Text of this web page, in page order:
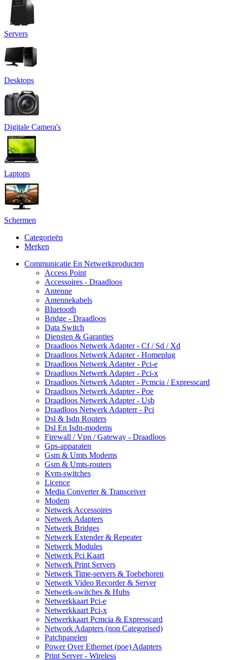
Servers
Desktops
Digitale Camera's
Laptops
Schermen
Categorieën
Merken
Communicatie En Netwerkproducten
Access Point
Accessoires - Draadloos
Antenne
Antennekabels
Bluetooth
Bridge - Draadloos
Data Switch
Diensten & Garanties
Draadloos Netwerk Adapter - Cf / Sd / Xd
Draadloos Netwerk Adapter - Homeplug
Draadloos Netwerk Adapter - Pci-e
Draadloos Netwerk Adapter - Pci-x
Draadloos Netwerk Adapter - Pcmcia / Expresscard
Draadloos Netwerk Adapter - Poe
Draadloos Netwerk Adapter - Usb
Draadloos Netwerk Adapterr - Pci
Dsl & Isdn Routers
Dsl En Isdn-modems
Firewall / Vpn / Gateway - Draadloos
Gps-apparaten
Gsm & Umts Modems
Gsm & Umts-routers
Kvm-switches
Licence
Media Converter & Transceiver
Modem
Netwerk Accessoires
Netwerk Adapters
Netwerk Bridges
Netwerk Extender & Repeater
Netwerk Modules
Netwerk Pci Kaart
Netwerk Print Servers
Netwerk Time-servers & Toebehoren
Netwerk Video Recorder & Server
Netwerk-switches & Hubs
Netwerkkaart Pci-e
Netwerkkaart Pci-x
Netwerkkaart Pcmcia & Expresscard
Network Adapters (non Categorised)
Patchpanelen
Power Over Ethernet (poe) Adapters
Print Server - Wireless